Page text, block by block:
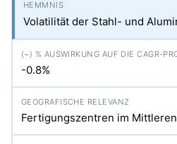
Volatilität der Stahl- und
-0.8%
Fertigungszentren im